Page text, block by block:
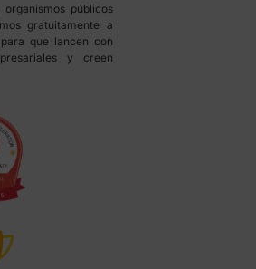
públicos
gratuitamente a
que lancen con
y creen